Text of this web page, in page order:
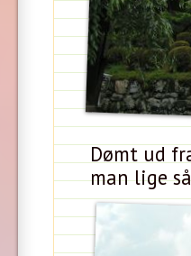
Dømt ud
man lige